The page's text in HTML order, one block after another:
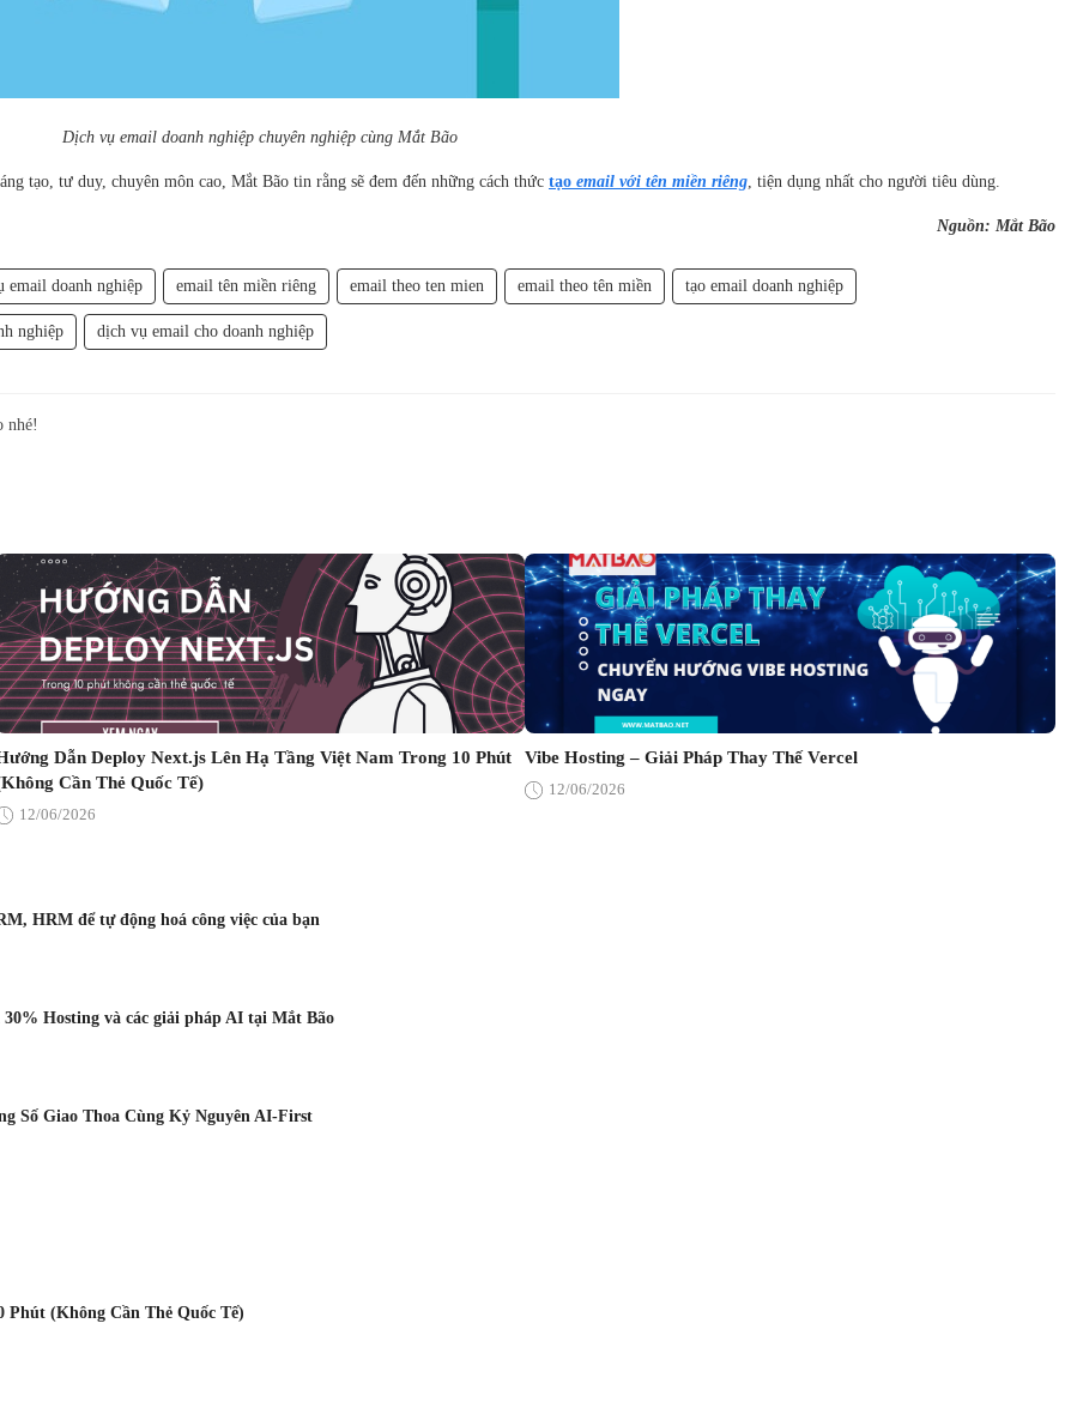
Dịch vụ email doanh nghiệp chuyên nghiệp cùng Mắt Bão
tạo, tư duy, chuyên môn cao, Mắt Bão tin rằng sẽ đem đến những cách thức tạo email với tên miền riêng, tiện dụng nhất cho người tiêu dùng.
Nguồn: Mắt Bão
email doanh nghiệp email tên miền riêng email theo ten mien email theo tên miền tạo email doanh nghiệp
nghiệp dịch vụ email cho doanh nghiệp
nhé!
Dẫn Deploy Next.js Lên Hạ Tầng Việt Nam Trong 10 Phút
Cần Thẻ Quốc Tế)
12/06/2026
Vibe Hosting – Giải Pháp Thay Thế Vercel
12/06/2026
HRM để tự động hoá công việc của bạn
Hosting và các giải pháp AI tại Mắt Bão
Số Giao Thoa Cùng Kỷ Nguyên AI-First
Phút (Không Cần Thẻ Quốc Tế)